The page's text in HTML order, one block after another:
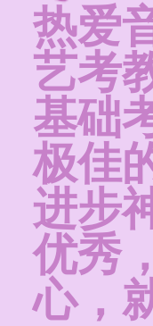
热爱
艺考
基础
极佳
进步
优秀
心，